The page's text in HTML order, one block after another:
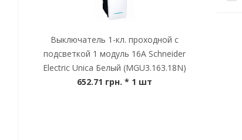
Выключатель 1-кл. проходной с
подсветкой 1 модуль 16А Schneider
Electric Unica Белый (MGU3.163.18N)
652.71 грн. * 1 шт